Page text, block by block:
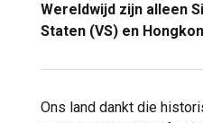
Wereldwijd zijn alleen
Staten (VS) en
Ons land dankt die